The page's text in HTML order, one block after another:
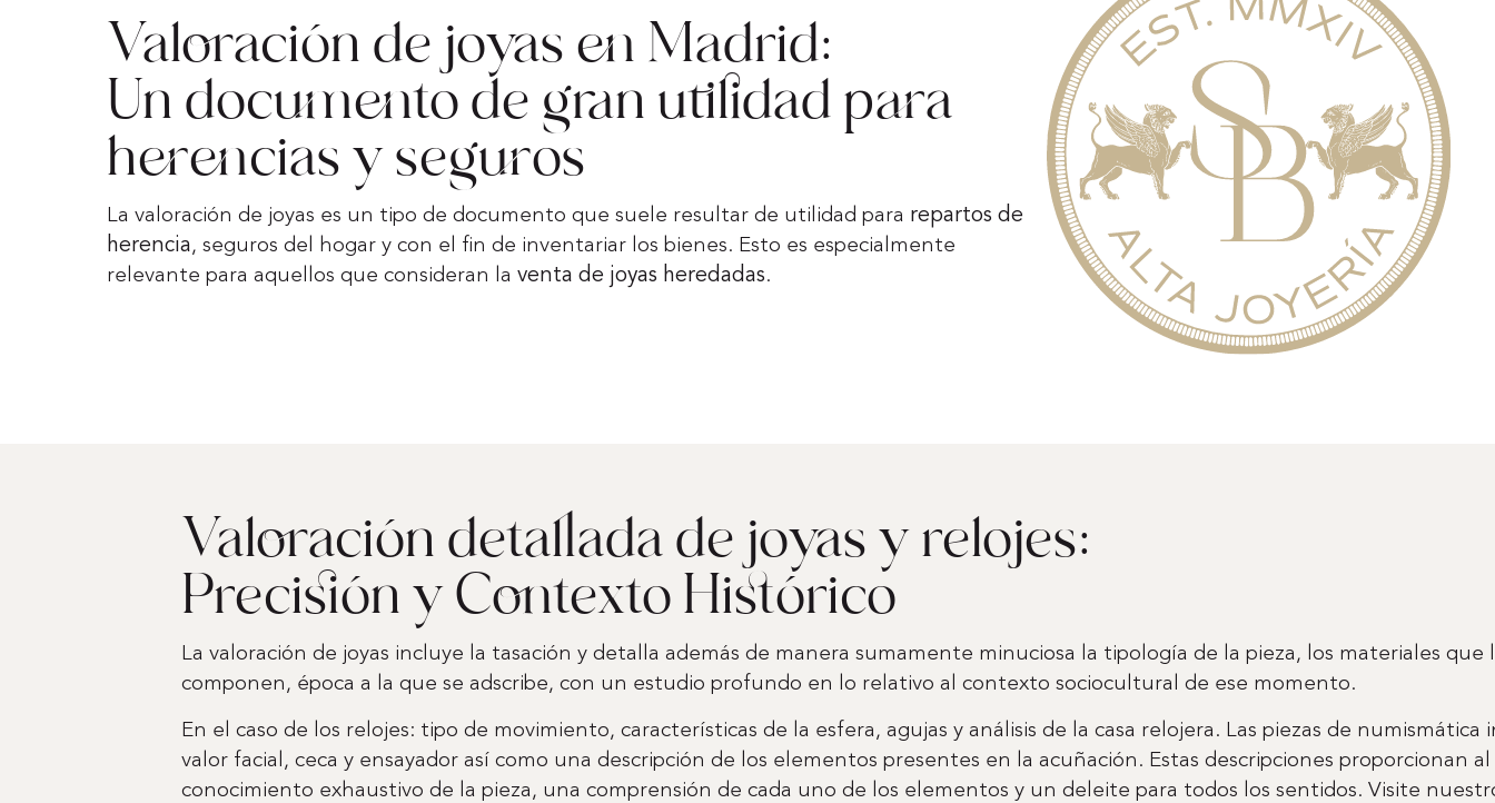
Valoración de joyas en Madrid:
Un documento de gran utilidad para
herencias y seguros
La valoración de joyas es un tipo de documento que suele resultar de utilidad para repartos de
herencia, seguros del hogar y con el fin de inventariar los bienes. Esto es especialmente
relevante para aquellos que consideran la venta de joyas heredadas.
Valoración detallada de joyas y relojes:
Precisión y Contexto Histórico
La valoración de joyas incluye la tasación y detalla además de manera sumamente minuciosa la tipología de la pieza, los materiales que
componen, época a la que se adscribe, con un estudio profundo en lo relativo al contexto sociocultural de ese momento.
En el caso de los relojes: tipo de movimiento, características de la esfera, agujas y análisis de la casa relojera. Las piezas de numismática
valor facial, ceca y ensayador así como una descripción de los elementos presentes en la acuñación. Estas descripciones proporcionan
conocimiento exhaustivo de la pieza, una comprensión de cada uno de los elementos y un deleite para todos los sentidos. Visite